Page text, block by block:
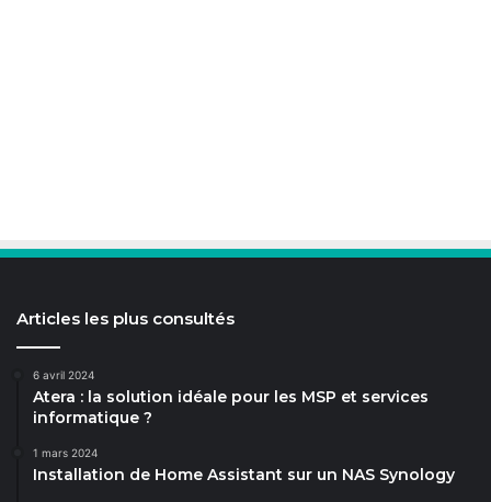
Articles les plus consultés
6 avril 2024
Atera : la solution idéale pour les MSP et services
informatique ?
1 mars 2024
Installation de Home Assistant sur un NAS Synology